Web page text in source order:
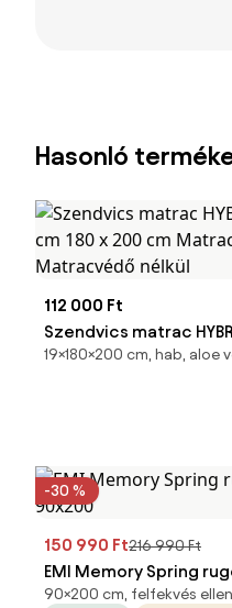
Hasonló
112 000 Ft
Szendvics matrac
180 x 200 cm
19×180×200 cm, hab, aloe
-30 %
150 990 Ft216 990 Ft
EMI Memory Spring
90x200
90×200 cm, felfekvés